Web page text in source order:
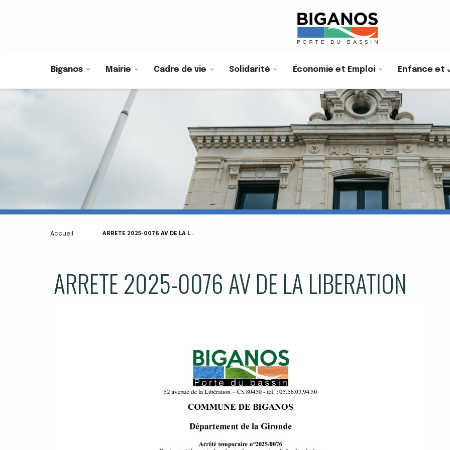
Biganos Mairie Cadre de vie Solidarité Économie et Emploi Enfance et
Accueil ARRETE 2025-0076 AV DE LA LIBERATION
ARRETE 2025-0076 AV DE LA LIBERATION